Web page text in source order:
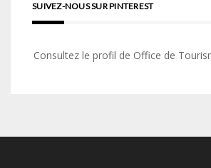
SUIVEZ-NOUS SUR PINTEREST
Consultez le profil de Office de